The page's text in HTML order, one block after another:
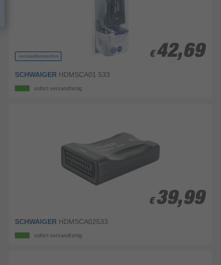
versandkostenfrei € 42,69
€ 42,69
SCHWAIGER HDMSCA01 533
sofort versandfertig
€ 39,99
€ 39,99
SCHWAIGER HDMSCA02533
sofort versandfertig